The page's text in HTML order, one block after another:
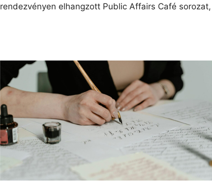
rendezvényen elhangzott Public Affairs Café sorozat,